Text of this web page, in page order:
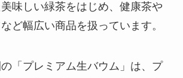
味しい緑茶をはじめ、健康茶や
ど幅広い商品を扱っています。
「プレミアム生バウム」は、プ